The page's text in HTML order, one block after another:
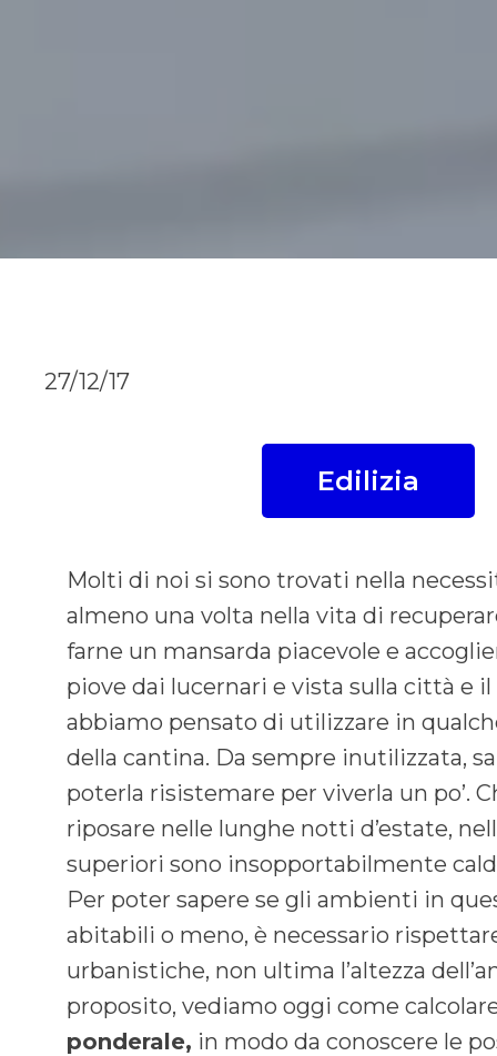
27/12/17
Edilizia
Molti di noi si sono trovati nella
almeno una volta nella vita di
farne un mansarda piacevole e
piove dai lucernari e vista sulla città e il
abbiamo pensato di utilizzare in
della cantina. Da sempre inutilizzata,
poterla risistemare per viverla un po’.
riposare nelle lunghe notti d’estate,
superiori sono insopportabilmente
Per poter sapere se gli ambienti in
abitabili o meno, è necessario
urbanistiche, non ultima l’altezza
proposito, vediamo oggi come calcolare
ponderale, in modo da conoscere le